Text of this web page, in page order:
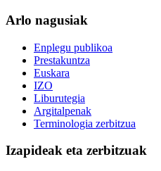
Arlo nagusiak
Enplegu publikoa
Prestakuntza
Euskara
IZO
Liburutegia
Argitalpenak
Terminologia zerbitzua
Izapideak eta zerbitzuak